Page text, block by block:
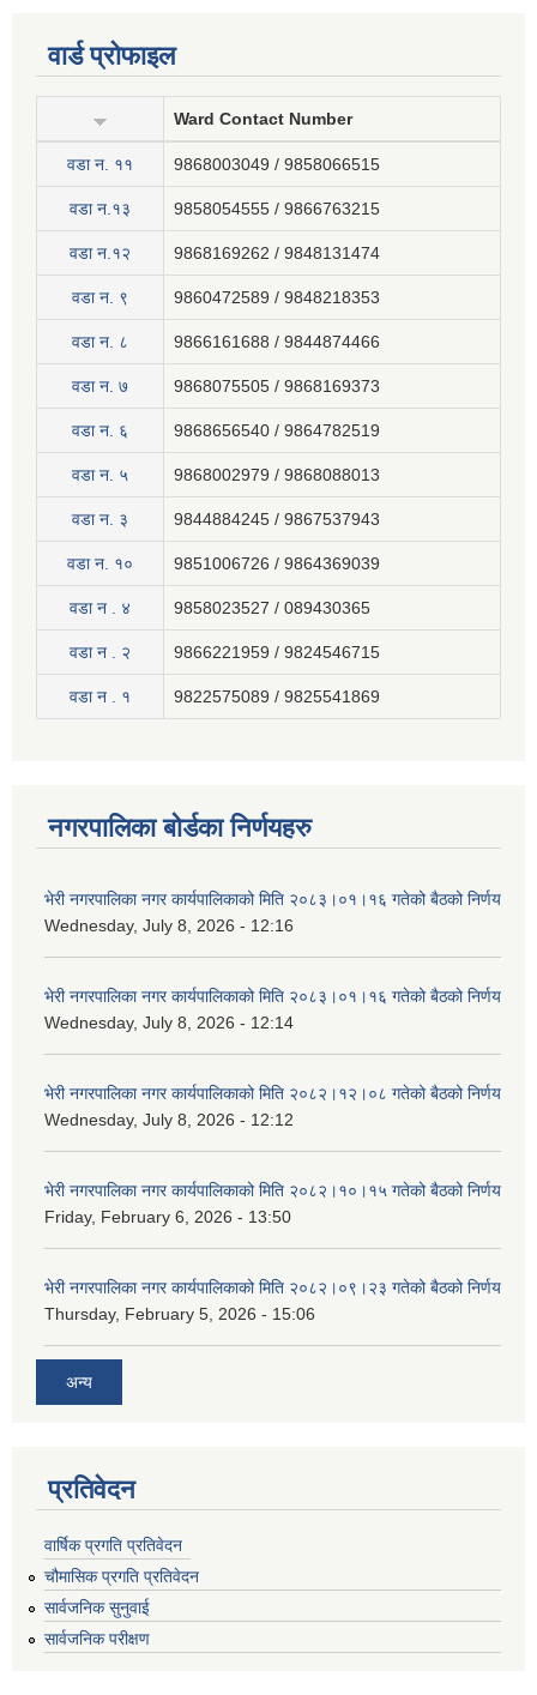
वार्ड प्रोफाइल
Ward Contact Number
वडा न‍. ११ 9868003049 / 9858066515
वडा न.१३ 9858054555 / 9866763215
वडा न.१२ 9868169262 / 9848131474
वडा न. ९ 9860472589 / 9848218353
वडा न. ८ 9866161688 / 9844874466
वडा न. ७ 9868075505 / 9868169373
वडा न. ६ 9868656540 / 9864782519
वडा न. ५ 9868002979 / 9868088013
वडा न. ३ 9844884245 / 9867537943
वडा न. १० 9851006726 / 9864369039
वडा न . ४ 9858023527 / 089430365
वडा न . २ 9866221959 / 9824546715
वडा न . १ 9822575089 / 9825541869
नगरपालिका बोर्डका निर्णयहरु
भेरी नगरपालिका नगर कार्यपालिकाको मिति २०८३।०१।१६ गतेको बैठको निर्णय
Wednesday, July 8, 2026 - 12:16
भेरी नगरपालिका नगर कार्यपालिकाको मिति २०८३।०१।१६ गतेको बैठको निर्णय
Wednesday, July 8, 2026 - 12:14
भेरी नगरपालिका नगर कार्यपालिकाको मिति २०८२।१२।०८ गतेको बैठको निर्णय
Wednesday, July 8, 2026 - 12:12
भेरी नगरपालिका नगर कार्यपालिकाको मिति २०८२।१०।१५ गतेको बैठको निर्णय
Friday, February 6, 2026 - 13:50
भेरी नगरपालिका नगर कार्यपालिकाको मिति २०८२।०९।२३ गतेको बैठको निर्णय
Thursday, February 5, 2026 - 15:06
अन्य
प्रतिवेदन
वार्षिक प्रगति प्रतिवेदन
चौमासिक प्रगति प्रतिवेदन
सार्वजनिक सुनुवाई
सार्वजनिक परीक्षण